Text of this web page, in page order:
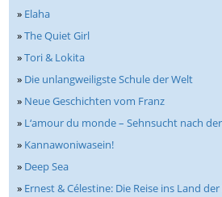
» Elaha
»The Quiet Girl
»Tori & Lokita
» Die unlangweiligste Schule der Welt
» Neue Geschichten vom Franz
» L‘amour du monde – Sehnsucht nach
» Kannawoniwasein!
» Deep Sea
» Ernest & Célestine: Die Reise ins Land